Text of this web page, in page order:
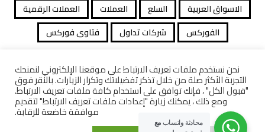
الاسواق العربية
السلع العملات
العملات الرقمية
الفوركس
شركات تداول فتاوى فوركس
جميع الحقوق محفوظة توصيات التداول © 2026
افصاح المخاطرة معاملات قانونية كاشف الشركات
نحن نستخدم ملفات تعريف الارتباط على موقعنا الإلكتروني لنمنحك
التجربة الأكثر صلة من خلال تذكر تفضيلاتك وتكرار الزيارات. بالنقر فوق
"قبول الكل" ، فإنك توافق على استخدام كافة ملفات تعريف الارتباط.
ومع ذلك ، يمكنك زيارة "إعدادات ملفات تعريف الارتباط" لتقديم
موافقة خاضعة للرقابة.
محادثة واتساب مع